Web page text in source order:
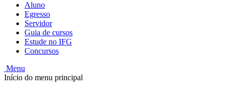
Aluno
Egresso
Servidor
Guia de cursos
Estude no IFG
Concursos
Menu
Início do menu principal